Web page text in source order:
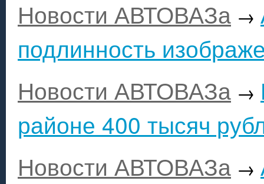
Новости АВТОВАЗа →
подлинность
Новости АВТОВАЗа →
районе 400 тысяч
Новости АВТОВАЗа →